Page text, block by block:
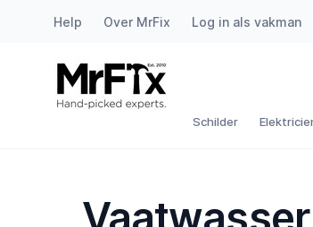
Help Over MrFix Log in als vakman
Schilder
Schilder